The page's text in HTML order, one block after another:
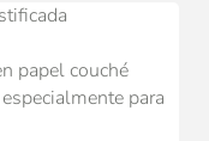
papel couché
para